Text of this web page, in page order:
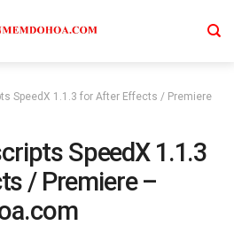
SpeedX 1.1.3 for After Effects / Premiere
SpeedX 1.1.3
/ Premiere –